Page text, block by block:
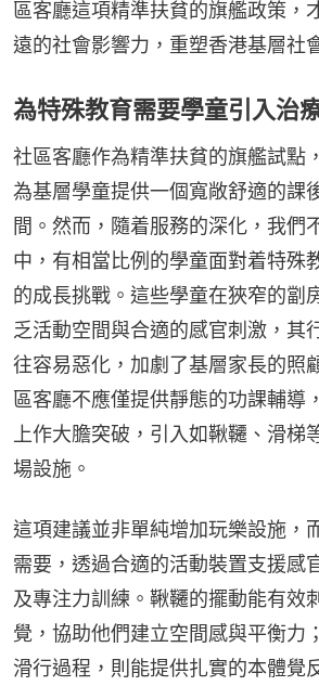
區客廳這項精準扶貧的旗艦政策，
遠的社會影響力，重塑香港基層社
為特殊教育需要學童引入治
社區客廳作為精準扶貧的旗艦試點
為基層學童提供一個寬敞舒適的課
間。然而，隨着服務的深化，我們
中，有相當比例的學童面對着特殊
的成長挑戰。這些學童在狹窄的劏
乏活動空間與合適的感官刺激，其
往容易惡化，加劇了基層家長的照
區客廳不應僅提供靜態的功課輔導
上作大膽突破，引入如鞦韆、滑梯
場設施。
這項建議並非單純增加玩樂設施，
需要，透過合適的活動裝置支援感
及專注力訓練。鞦韆的擺動能有效
覺，協助他們建立空間感與平衡力
滑行過程，則能提供扎實的本體覺